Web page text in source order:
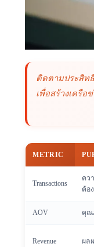
ติดตามประสิท
เพื่อสร้างเครือ
METRIC
Transactions
คว
ต้อ
AOV คุณ
Revenue ผล